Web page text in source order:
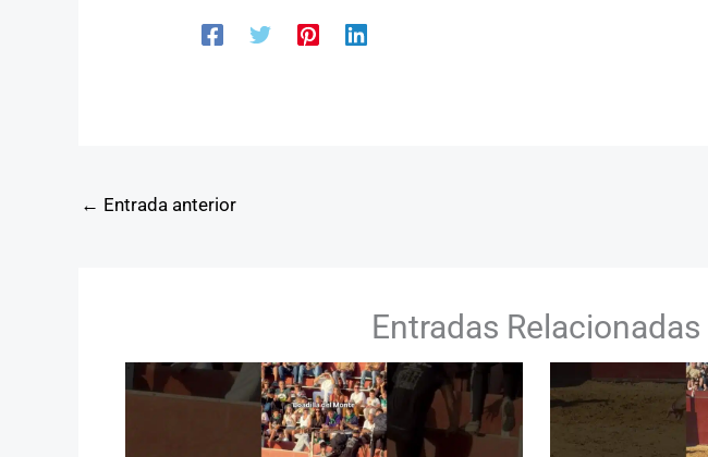
← Entrada anterior
Entradas Relacionadas